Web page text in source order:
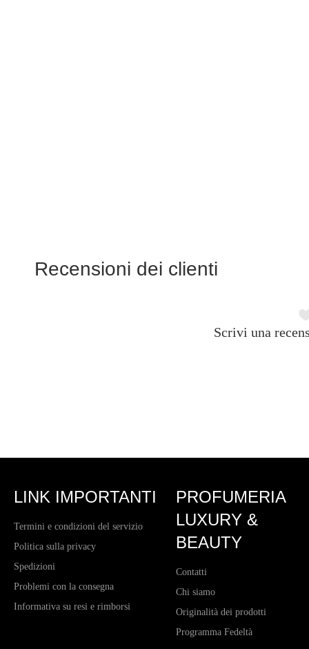
Recensioni dei clienti
Scrivi una
LINK IMPORTANTI
Termini e condizioni del servizio
Politica sulla privacy
Spedizioni
Problemi con la consegna
Informativa su resi e rimborsi
PROFUMERIA
LUXURY &
BEAUTY
Contatti
Chi siamo
Originalità dei prodotti
Programma Fedeltà